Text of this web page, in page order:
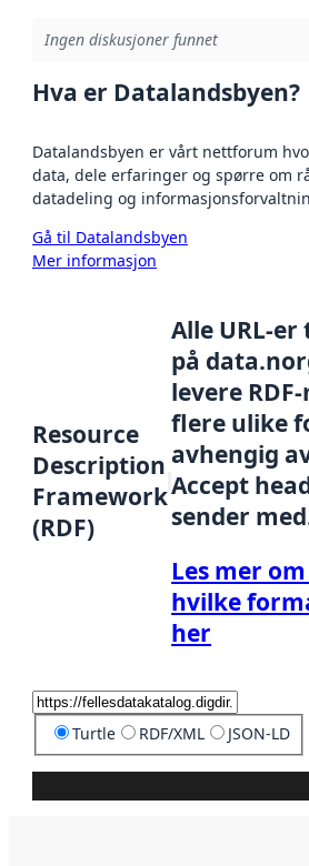
Ingen diskusjoner funnet
Hva er Datalandsbyen?
Datalandsbyen er vårt nettforum
data, dele erfaringer og spørre om
datadeling og
Gå til Datalandsbyen
Mer informasjon
Resource
Description
Framework
(RDF)
Alle URL-
på
levere
flere ulike
avhengig
Accept
sender
Les mer om
hvilke
her
Turtle RDF/XML JSON-LD